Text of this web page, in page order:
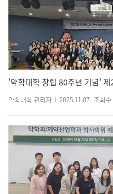
약학대학 관리자 2025.11.07 조회수